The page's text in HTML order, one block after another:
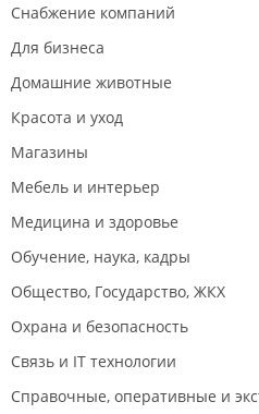
Снабжение компаний
Для бизнеса
Домашние животные
Красота и уход
Магазины
Мебель и интерьер
Медицина и здоровье
Обучение, наука, кадры
Общество, Государство, ЖКХ
Охрана и безопасность
Связь и IT технологии
Справочные, оперативные и